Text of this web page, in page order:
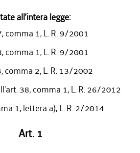
all’intera legge:
comma 1, L. R. 9/2001
comma 1, L. R. 9/2001
comma 2, L. R. 13/2002
38, comma 1, L. R. 26/2012
1, lettera a), L. R. 2/2014
Art. 1